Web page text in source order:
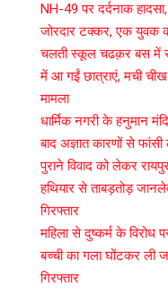
NH-49 पर दर्दनाक
जोरदार टक्कर, एक युवक
चलती स्कूल चढक़र बस में
में आ गईं छात्राएं, मची
मामला
धार्मिक नगरी के हनुमान
बाद अज्ञात कारणों से
पुराने विवाद को लेकर
हथियार से ताबड़तोड़
गिरफ्तार
महिला से दुष्कर्म के विरोध
बच्ची का गला घोंटकर ली
गिरफ्तार